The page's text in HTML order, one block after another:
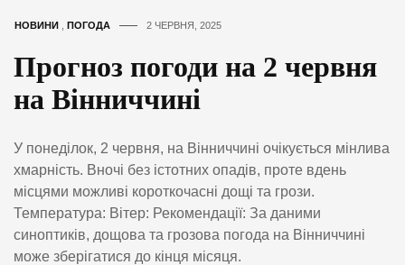
НОВИНИ ПОГОДА 2 ЧЕРВНЯ, 2025
Прогноз погоди на 2 червня
на Вінниччині
У понеділок, 2 червня, на Вінниччині очікується мінлива
хмарність. Вночі без істотних опадів, проте вдень
місцями можливі короткочасні дощі та грози.
Температура: Вітер: Рекомендації: За даними
синоптиків, дощова та грозова погода на Вінниччині
може зберігатися до кінця місяця.